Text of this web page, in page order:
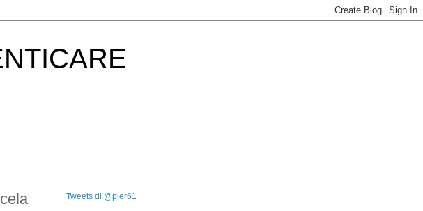
Tweets di @pier61